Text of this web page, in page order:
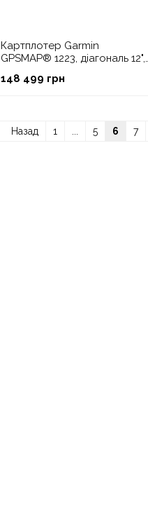
Картплотер Garmin
GPSMAP® 1223, діагональ 12",
базовою картою світу
148 499 грн
Назад 1 5 6 7